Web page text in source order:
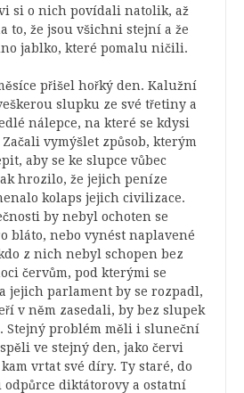
si o nich povídali natolik, až
to, že jsou všichni stejní a že
jablko, které pomalu ničili.
přišel hořký den. Kalužní
slupku ze své třetiny a
nálepce, na které se kdysi
Začali vymýšlet způsob, kterým
aby se ke slupce vůbec
hrozilo, že jejich peníze
kolaps jejich civilizace.
by nebyl ochoten se
bláto, nebo vynést naplavené
z nich nebyl schopen bez
červům, pod kterými se
jejich parlament by se rozpadl,
v něm zasedali, by bez slupek
Stejný problém měli i sluneční
ve stejný den, jako červi
vrtat své díry. Ty staré, do
diktátorovy a ostatní